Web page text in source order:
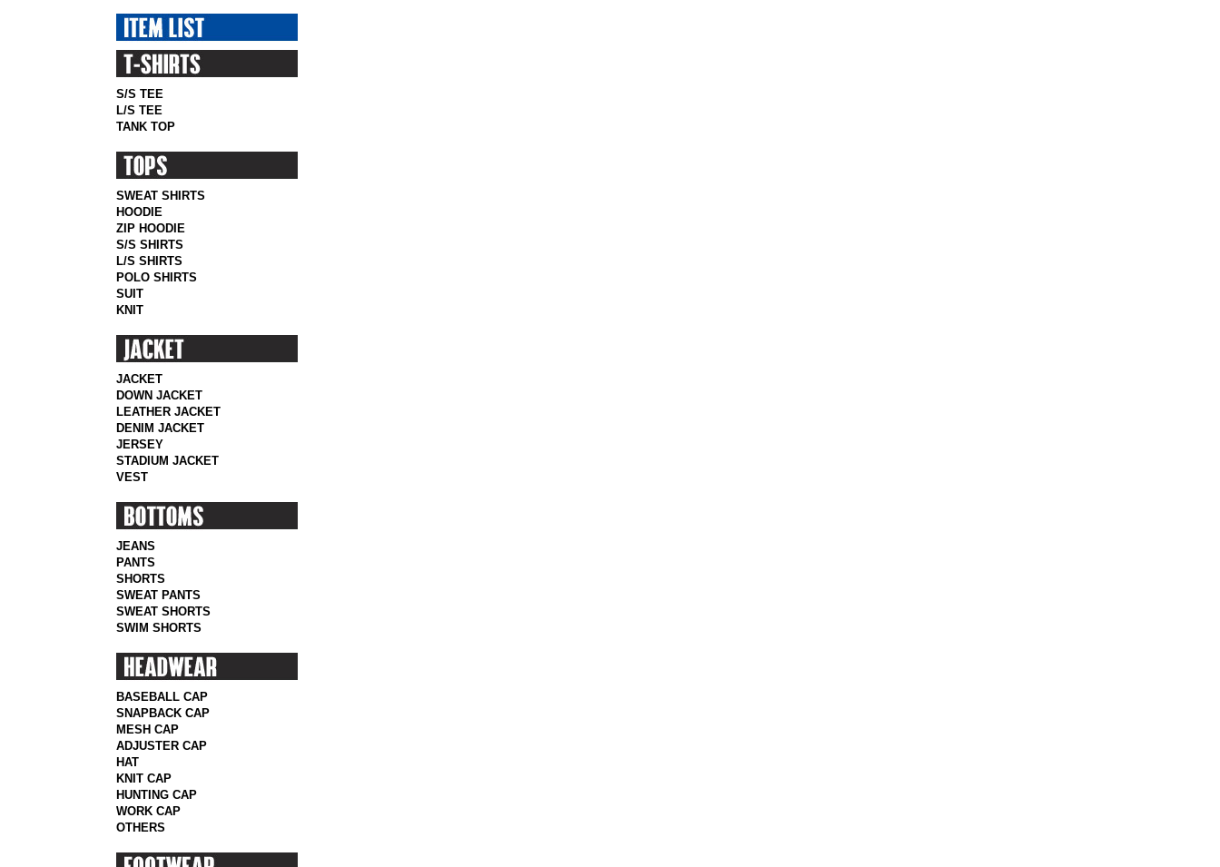
S/S TEE
L/S TEE
TANK TOP
SWEAT SHIRTS
HOODIE
ZIP HOODIE
S/S SHIRTS
L/S SHIRTS
POLO SHIRTS
SUIT
KNIT
JACKET
DOWN JACKET
LEATHER JACKET
DENIM JACKET
JERSEY
STADIUM JACKET
VEST
JEANS
PANTS
SHORTS
SWEAT PANTS
SWEAT SHORTS
SWIM SHORTS
BASEBALL CAP
SNAPBACK CAP
MESH CAP
ADJUSTER CAP
HAT
KNIT CAP
HUNTING CAP
WORK CAP
OTHERS